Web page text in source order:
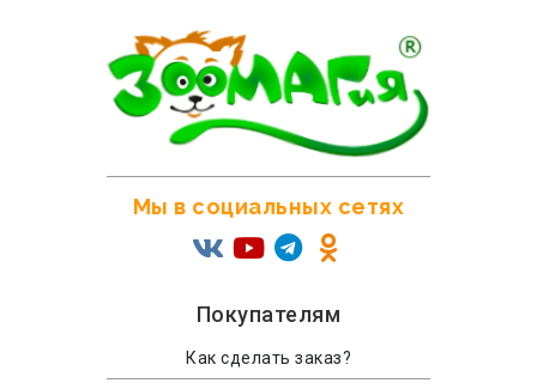
Мы в социальных сетях
Покупателям
Как сделать заказ?